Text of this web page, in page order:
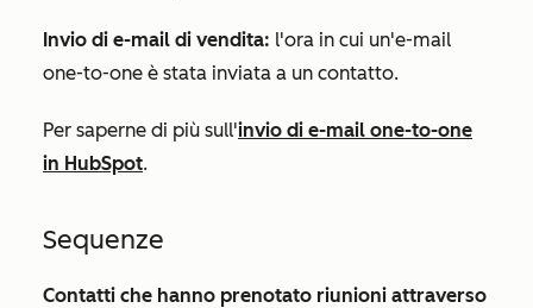
Invio di e-mail di vendita: l'ora in cui un'e-mail
one-to-one è stata inviata a un contatto.
Per saperne di più sull'invio di e-mail one-to-one
in HubSpot.
Sequenze
Contatti che hanno prenotato riunioni attraverso